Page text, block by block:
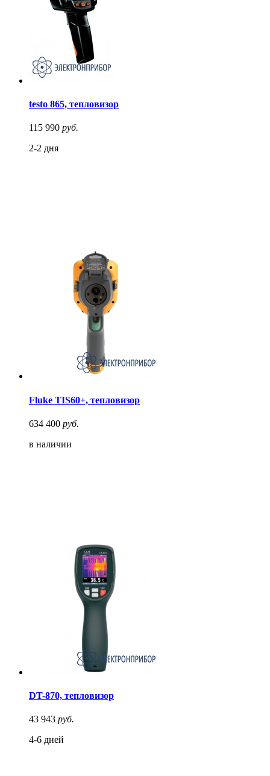
testo 865, тепловизор
115 990 руб.
2-2 дня
Fluke TIS60+, тепловизор
634 400 руб.
в наличии
DT-870, тепловизор
43 943 руб.
4-6 дней